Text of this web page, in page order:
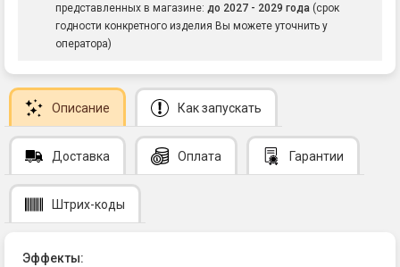
представленных в магазине: до 2027 - 2029 года (срок
годности конкретного изделия Вы можете уточнить у
оператора)
Описание Как запускать
Доставка Оплата Гарантии
Штрих-коды
Эффекты: